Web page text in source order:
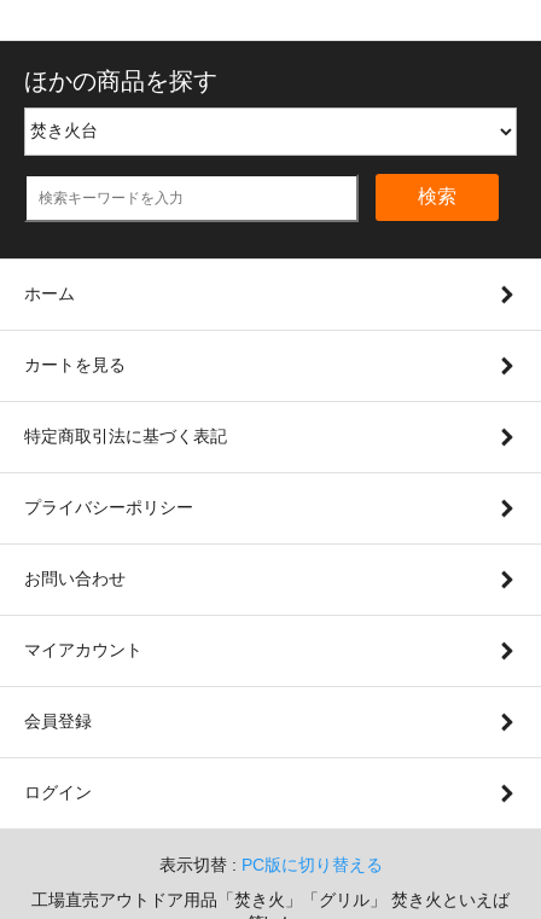
ほかの商品を探す
検索
ホーム
カートを見る
特定商取引法に基づく表記
プライバシーポリシー
お問い合わせ
マイアカウント
会員登録
ログイン
表示切替 : PC版に切り替える
工場直売アウトドア用品「焚き火」「グリル」 焚き火といえば